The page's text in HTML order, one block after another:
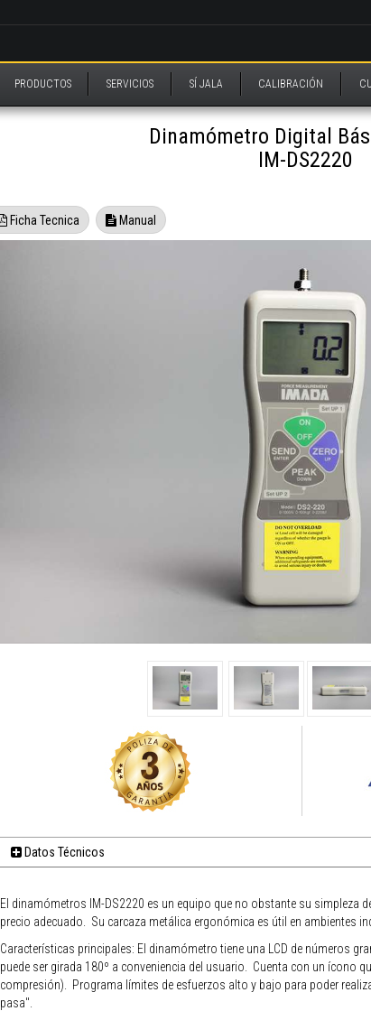
PRODUCTOS SERVICIOS SÍ JALA CALIBRACIÓN
Dinamómetro Digital
IM-DS2220
Ficha Tecnica Manual
Datos Técnicos
El dinamómetros IM-DS2220 es un equipo que no obstante su simpleza
precio adecuado. Su carcaza metálica ergonómica es útil en ambientes
Características principales: El dinamómetro tiene una LCD de números
puede ser girada 180º a conveniencia del usuario. Cuenta con un ícono
compresión). Programa límites de esfuerzos alto y bajo para poder
pasa".